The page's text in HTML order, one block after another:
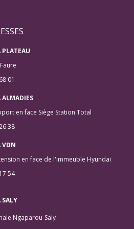
PLATEAU
01
ALMADIES
en face Siège Station Total
38
VDN
en face de l'immeuble Hyundai
54
SALY
Ngaparou-Saly